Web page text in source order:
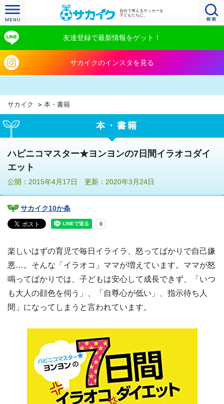
自分で考えるサッカーを
子どもたちに。
友達登録で最新情報をゲット！
サカイクのインスタを見る
サカイク 本・書籍
本・書籍
ハピニコマスター★ヨンヨンの7日間イラオコダイ
エット
公開：2015年4月17日 更新：2020年3月24日
サカイク10か条
楽しいはずの育児で毎日イライラ、怒ってばかりで自己嫌
悪…。そんな「イラオコ」ママが増えています。ママが怒
鳴ってばかりでは、子どもは安心して成長できず、「いつ
も大人の顔色を伺う」、「自尊心が低い」、指示待ち人
間」になってしまうと言われています。